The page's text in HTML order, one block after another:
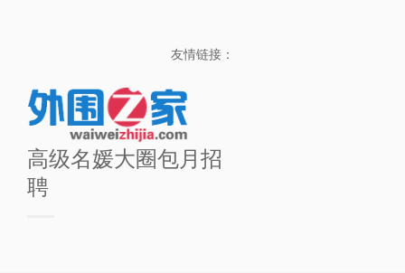
友情链接：
高级名媛大圈包月招
聘